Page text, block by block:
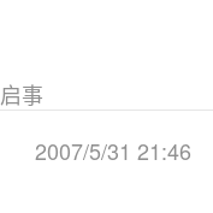
事
2007/5/31 21:46